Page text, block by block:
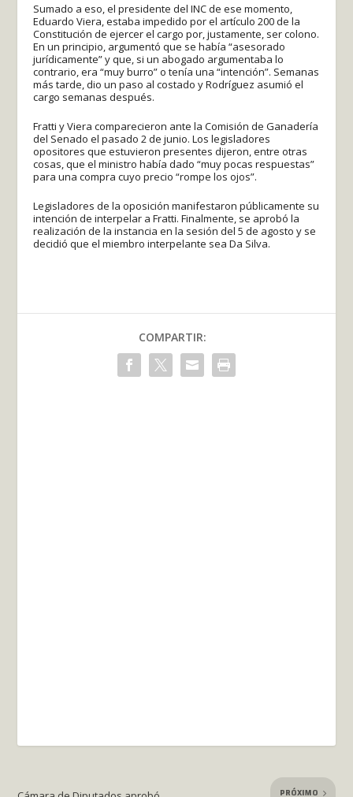
Sumado a eso, el presidente del INC de ese momento,
Eduardo Viera, estaba impedido por el artículo 200 de la
Constitución de ejercer el cargo por, justamente, ser colono.
En un principio, argumentó que se había “asesorado
jurídicamente” y que, si un abogado argumentaba lo
contrario, era “muy burro” o tenía una “intención”. Semanas
más tarde, dio un paso al costado y Rodríguez asumió el
cargo semanas después.
Fratti y Viera comparecieron ante la Comisión de Ganadería
del Senado el pasado 2 de junio. Los legisladores
opositores que estuvieron presentes dijeron, entre otras
cosas, que el ministro había dado “muy pocas respuestas”
para una compra cuyo precio “rompe los ojos”.
Legisladores de la oposición manifestaron públicamente su
intención de interpelar a Fratti. Finalmente, se aprobó la
realización de la instancia en la sesión del 5 de agosto y se
decidió que el miembro interpelante sea Da Silva.
COMPARTIR:
PRÓXIMO